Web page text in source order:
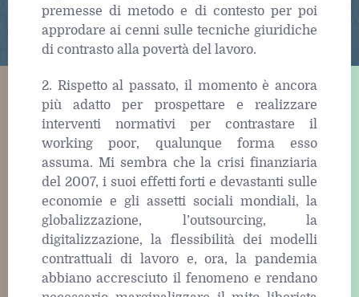
premesse di metodo e di contesto per poi
approdare ai cenni sulle tecniche giuridiche
di contrasto alla povertà del lavoro.
2. Rispetto al passato, il momento è ancora
più adatto per prospettare e realizzare
interventi normativi per contrastare il
working poor, qualunque forma esso
assuma. Mi sembra che la crisi finanziaria
del 2007, i suoi effetti forti e devastanti sulle
economie e gli assetti sociali mondiali, la
globalizzazione, l’outsourcing, la
digitalizzazione, la flessibilità dei modelli
contrattuali di lavoro e, ora, la pandemia
abbiano accresciuto il fenomeno e rendano